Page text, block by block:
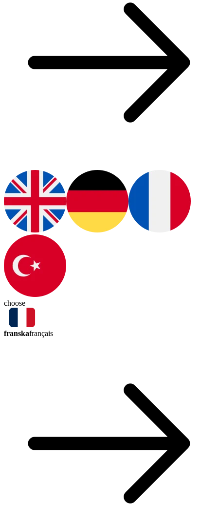
choose
franskafrançais